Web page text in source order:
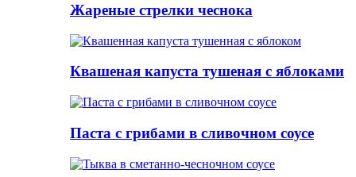
Жареные стрелки чеснока
Квашеная капуста тушеная с яблоками
Паста с грибами в сливочном соусе